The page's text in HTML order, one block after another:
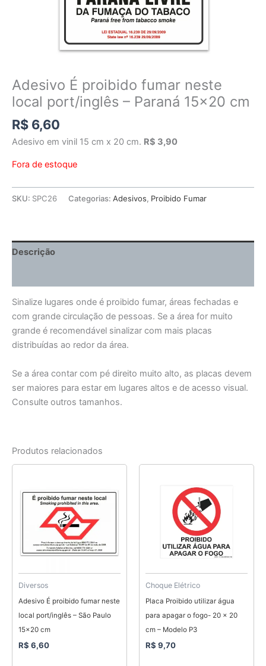
Adesivo É proibido fumar neste
local port/inglês – Paraná 15×20 cm
R$ 6,60
Adesivo em vinil 15 cm x 20 cm. R$ 3,90
Fora de estoque
SKU: SPC26 Categorias: Adesivos, Proibido Fumar
Descrição
Sinalize lugares onde é proibido fumar, áreas fechadas e
com grande circulação de pessoas. Se a área for muito
grande é recomendável sinalizar com mais placas
distribuídas ao redor da área.
Se a área contar com pé direito muito alto, as placas devem
ser maiores para estar em lugares altos e de acesso visual.
Consulte outros tamanhos.
Produtos relacionados
Diversos
Adesivo É proibido fumar neste
local port/inglês – São Paulo
15×20 cm
R$ 6,60
Choque Elétrico
Placa Proibido utilizar água
para apagar o fogo- 20 x 20
cm – Modelo P3
R$ 9,70